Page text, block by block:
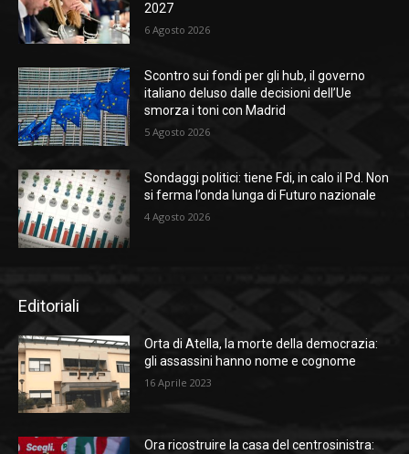
2027
6 Agosto 2026
Scontro sui fondi per gli hub, il governo
italiano deluso dalle decisioni dell’Ue
smorza i toni con Madrid
5 Agosto 2026
Sondaggi politici: tiene Fdi, in calo il Pd. Non
si ferma l’onda lunga di Futuro nazionale
4 Agosto 2026
Editoriali
Orta di Atella, la morte della democrazia:
gli assassini hanno nome e cognome
16 Aprile 2023
Ora ricostruire la casa del centrosinistra: